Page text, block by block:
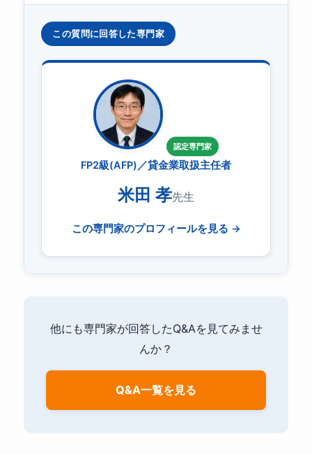
この質問に回答した専門家
認定専門家
FP2級(AFP)／貸金業取扱主任者
米田 孝先生
この専門家のプロフィールを見る →
他にも専門家が回答したQ&Aを見てみませ
んか？
Q&A一覧を見る